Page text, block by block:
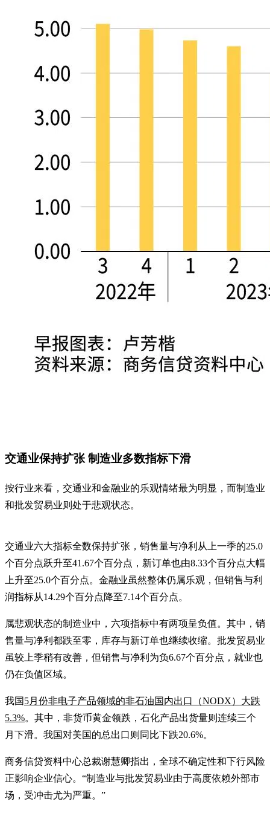
交通业保持扩张 制造业多数指标下滑
按行业来看，交通业和金融业的乐观情绪最为明显，而制造业
和批发贸易业则处于悲观状态。
交通业六大指标全数保持扩张，销售量与净利从上一季的25.0
个百分点跃升至41.67个百分点，新订单也由8.33个百分点大幅
上升至25.0个百分点。金融业虽然整体仍属乐观，但销售与利
润指标从14.29个百分点降至7.14个百分点。
属悲观状态的制造业中，六项指标中有两项呈负值。其中，销
售量与净利都跌至零，库存与新订单也继续收缩。批发贸易业
虽较上季稍有改善，但销售与净利为负6.67个百分点，就业也
仍在负值区域。
我国5月份非电子产品领域的非石油国内出口（NODX）大跌
5.3%。其中，非货币黄金领跌，石化产品出货量则连续三个
月下滑。我国对美国的总出口则同比下跌20.6%。
商务信贷资料中心总裁谢慧卿指出，全球不确定性和下行风险
正影响企业信心。“制造业与批发贸易业由于高度依赖外部市
场，受冲击尤为严重。”